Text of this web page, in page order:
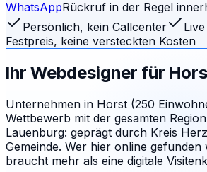
WhatsAppRückruf in der Regel
Persönlich, kein Callcenter
Festpreis, keine versteckten Kosten
Ihr Webdesigner für
Unternehmen in Horst (250
Wettbewerb mit der gesamten
Lauenburg: geprägt durch Kreis
Gemeinde. Wer hier online gefunden
braucht mehr als eine digitale